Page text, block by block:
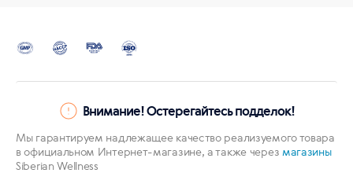
Внимание! Остерегайтесь подделок!
Мы гарантируем надлежащее качество реализуемого товара
в официальном Интернет-магазине, а также через магазины
Siberian Wellness